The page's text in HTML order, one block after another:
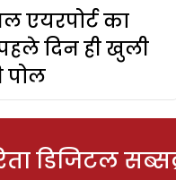
एयरपोर्ट का
दिन ही खुली
पोल
डिजिटल